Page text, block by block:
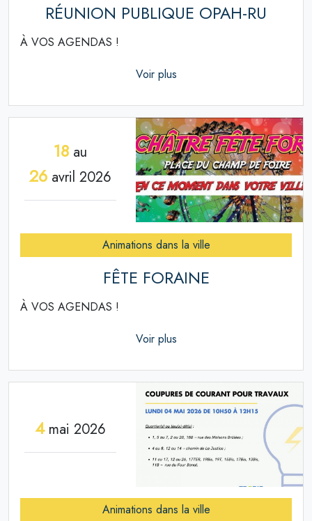
RÉUNION PUBLIQUE OPAH-RU
À VOS AGENDAS !
Voir plus
18au
26avril 2026
Animations dans la ville
FÊTE FORAINE
À VOS AGENDAS !
Voir plus
4mai 2026
Animations dans la ville